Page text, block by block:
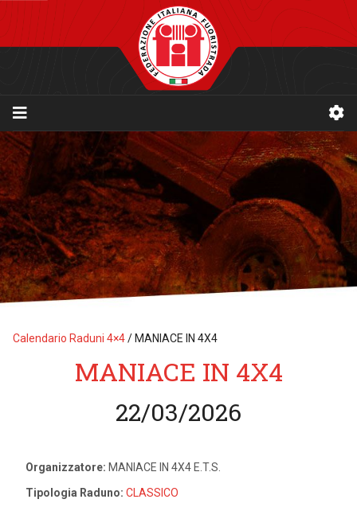
Calendario Raduni 4×4/MANIACE IN 4X4
MANIACE IN 4X4
22/03/2026
Organizzatore: MANIACE IN 4X4 E.T.S.
Tipologia Raduno: CLASSICO